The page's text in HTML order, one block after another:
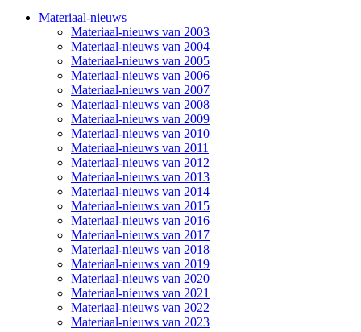
Materiaal-nieuws
Materiaal-nieuws van 2003
Materiaal-nieuws van 2004
Materiaal-nieuws van 2005
Materiaal-nieuws van 2006
Materiaal-nieuws van 2007
Materiaal-nieuws van 2008
Materiaal-nieuws van 2009
Materiaal-nieuws van 2010
Materiaal-nieuws van 2011
Materiaal-nieuws van 2012
Materiaal-nieuws van 2013
Materiaal-nieuws van 2014
Materiaal-nieuws van 2015
Materiaal-nieuws van 2016
Materiaal-nieuws van 2017
Materiaal-nieuws van 2018
Materiaal-nieuws van 2019
Materiaal-nieuws van 2020
Materiaal-nieuws van 2021
Materiaal-nieuws van 2022
Materiaal-nieuws van 2023